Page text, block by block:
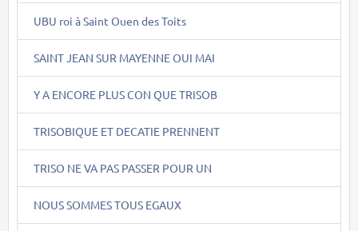
UBU roi à Saint Ouen des Toits
SAINT JEAN SUR MAYENNE OUI MAI
Y A ENCORE PLUS CON QUE TRISOB
TRISOBIQUE ET DECATIE PRENNENT
TRISO NE VA PAS PASSER POUR UN
NOUS SOMMES TOUS EGAUX